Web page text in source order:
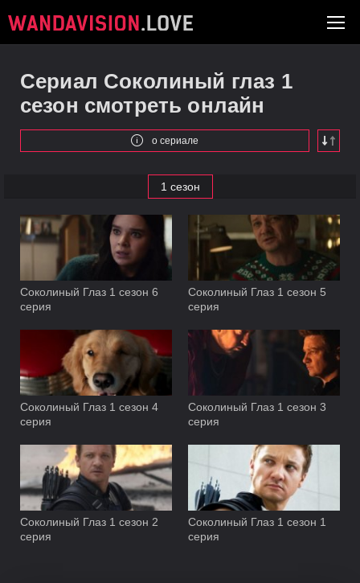
Сериал Соколиный глаз 1
сезон смотреть онлайн
о сериале
1 сезон
Соколиный Глаз 1 сезон 6
серия
Соколиный Глаз 1 сезон 5
серия
Соколиный Глаз 1 сезон 4
серия
Соколиный Глаз 1 сезон 3
серия
Соколиный Глаз 1 сезон 2
серия
Соколиный Глаз 1 сезон 1
серия